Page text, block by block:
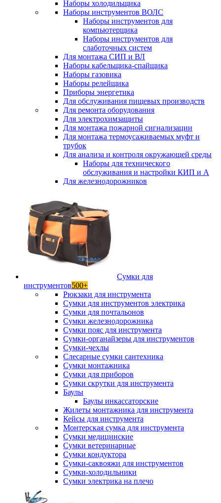
Наборы холодильщика
Наборы инструментов ВОЛС
Наборы инструментов для
компьютерщика
Наборы инструментов для
слаботочных систем
Для монтажа СИП и ВЛ
Наборы кабельщика-спайщика
Наборы газовика
Наборы релейщика
Приборы энергетика
Для обслуживания пищевых производств
Для ремонта оборудования
Для электрохимзащиты
Для монтажа пожарной сигнализации
Для монтажа термоусаживаемых муфт и
трубок
Для анализа и контроля окружающей среды
Наборы для технического
обслуживания и настройки КИП и А
Для железнодорожников
Сумки для
инструментов500+
Рюкзаки для инструмента
Сумки для инструментов электрика
Сумки для почтальонов
Сумки железнодорожника
Сумки пояс для инструмента
Сумки-органайзеры для инструментов
Сумки-чехлы
Слесарные сумки сантехника
Сумки монтажника
Сумки для приборов
Сумки скрутки для инструмента
Баулы
Баулы инкассаторские
Жилеты монтажника для инструмента
Кейсы для инструмента
Монтерская сумка для инструмента
Сумки медицинские
Сумки ветеринарные
Сумки кондуктора
Сумки-саквояжи для инструментов
Сумки-холодильники
Сумки электрика на плечо